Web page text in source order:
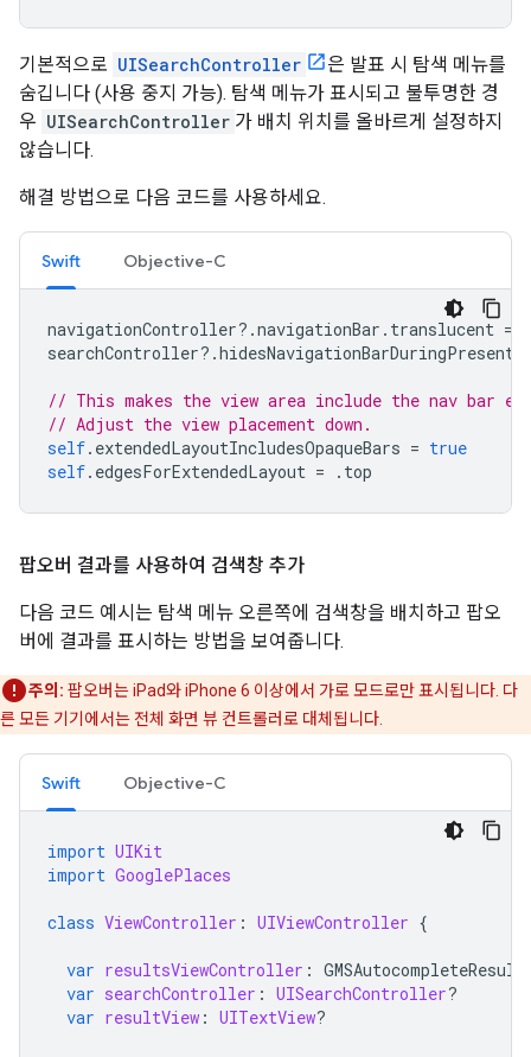
기본적으로 UISearchController
은 발표 시 탐색 메뉴를
숨깁니다 (사용 중지 가능). 탐색 메뉴가 표시되고 불투명한 경
우 UISearchController 가 배치 위치를 올바르게 설정하지
않습니다.
해결 방법으로 다음 코드를 사용하세요.
Swift Objective-C
navigationController?.navigationBar . translucent =
searchController?.
// This makes the view area include the nav bar
// Adjust the view placement down.
self. extendedLayoutIncludesOpaqueBars = true
self. edgesForExtendedLayout = . top
팝오버 결과를 사용하여 검색창 추가
다음 코드 예시는 탐색 메뉴 오른쪽에 검색창을 배치하고 팝오
버에 결과를 표시하는 방법을 보여줍니다.
주의: 팝오버는 iPad와 iPhone 6 이상에서 가로 모드로만 표시됩니다. 다
른 모든 기기에서는 전체 화면 뷰 컨트롤러로 대체됩니다.
Swift Objective-C
import UIKit
import GooglePlaces
class ViewController : UIViewController {
var resultsViewController :
var searchController : UISearchController?
var resultView : UITextView?